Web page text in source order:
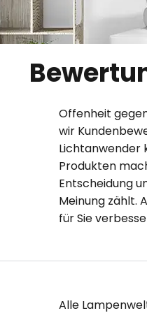
Offenheit
wir
Lichtanwender
Produkten
Entscheidung
Meinung zählt.
für Sie
Alle